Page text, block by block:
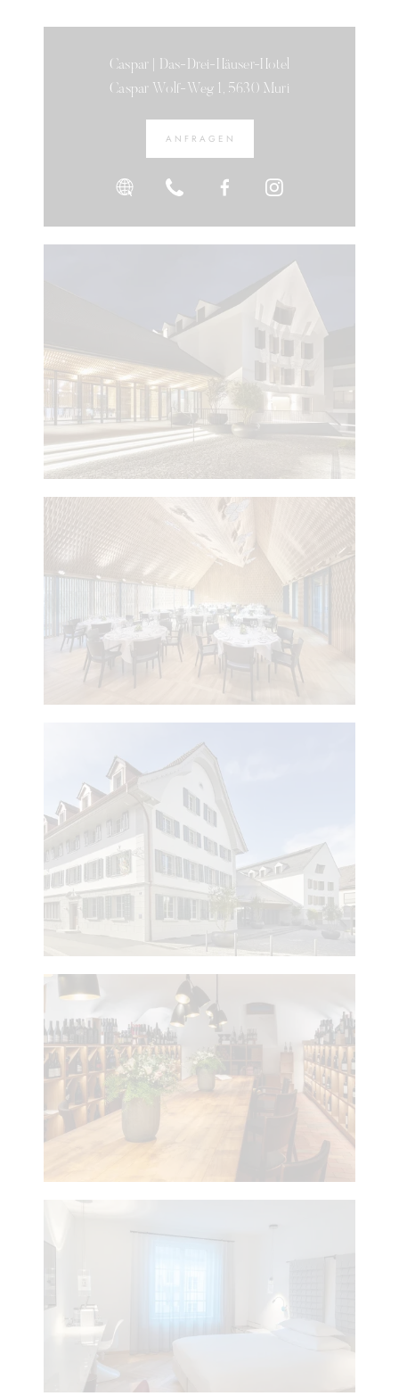
Caspar | Das-Drei-Häuser-Hotel
Caspar Wolf-Weg 1, 5630 Muri
ANFRAGEN